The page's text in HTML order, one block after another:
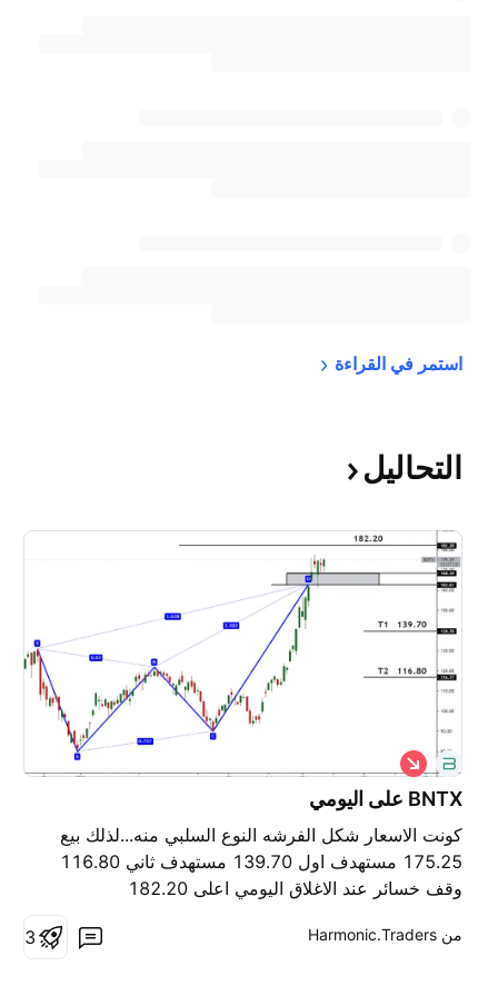
استمر في القراءة
التحاليل
BNTX على اليومي
كونت الاسعار شكل الفرشه النوع السلبي منه...لذلك بيع
175.25 مستهدف اول 139.70 مستهدف ثاني 116.80
وقف خسائر عند الاغلاق اليومي اعلى 182.20
ب
ي
ع
من ‎Harmonic.Traders‎ 3